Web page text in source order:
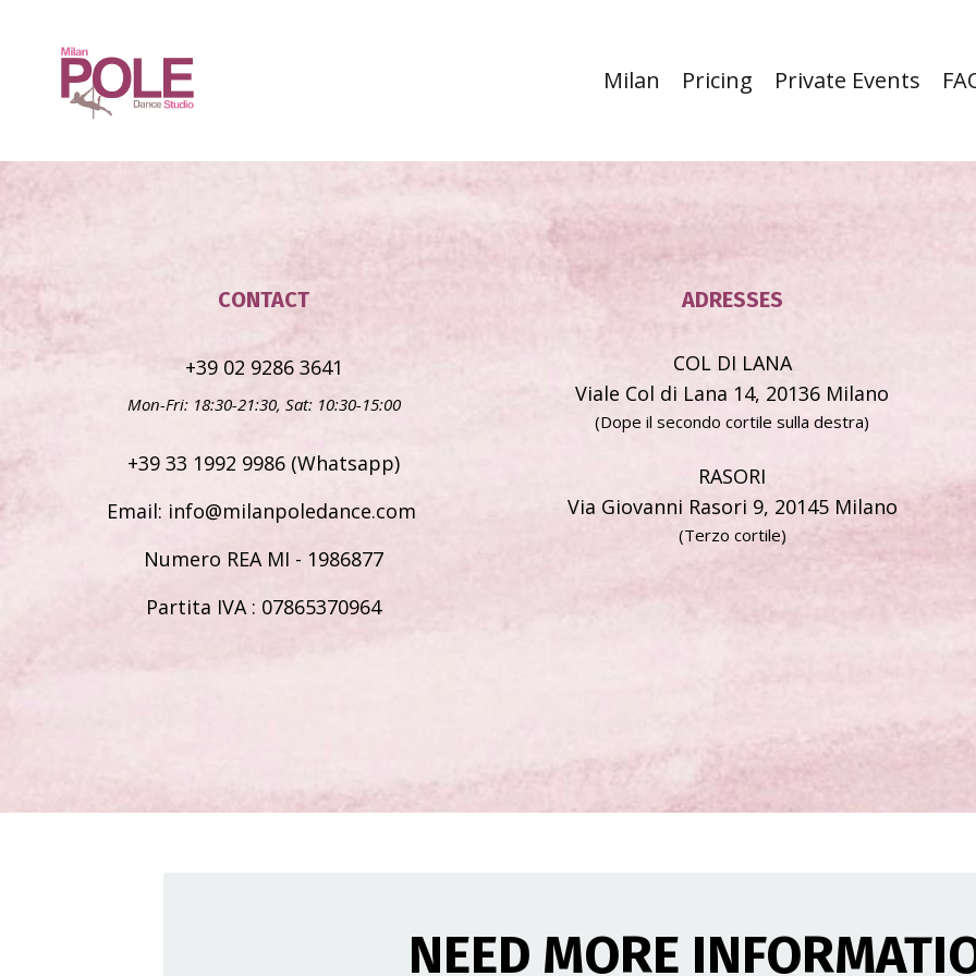
Milan Pricing Private Events
CONTACT
+39 02 9286 3641
Mon-Fri: 18:30-21:30, Sat: 10:30-15:00
+39 33 1992 9986 (Whatsapp)
Email: info@milanpoledance.com
Numero REA MI - 1986877
Partita IVA : 07865370964
ADRESSES
COL DI LANA
Viale Col di Lana 14, 20136 Milano
(Dope il secondo cortile sulla destra)
RASORI
Via Giovanni Rasori 9, 20145 Milano
(Terzo cortile)
NEED MORE